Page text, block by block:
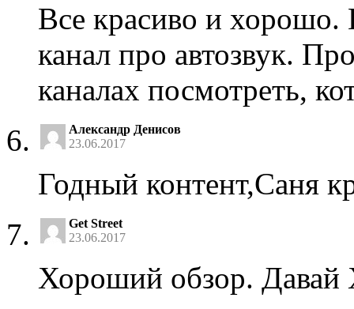
Все красиво и хорошо.
канал про автозвук.
каналах посмотреть,
Александр Денисов
23.06.2017
Годный контент,Саня
Get Street
23.06.2017
Хороший обзор. Давай